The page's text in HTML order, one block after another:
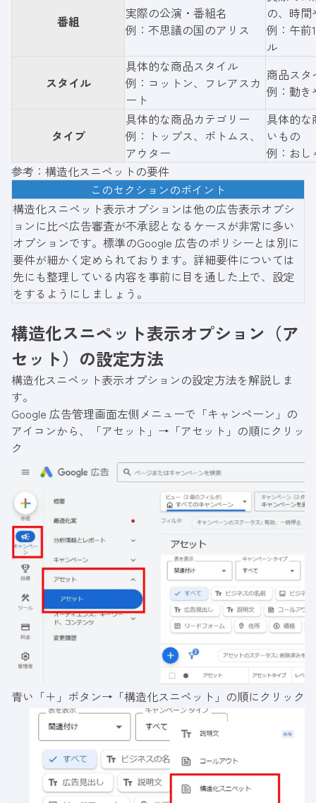
番組
実際の公演・番組名
例：不思議の国のアリス
の、時
例：午前
ル
スタイル
具体的な商品スタイル
例：コットン、フレアスカ
ート
商品ス
例：動き
タイプ
具体的な商品カテゴリー
例：トップス、ボトムス、
アウター
具体的
いもの
例：おし
参考： 構造化スニペットの要件
このセクションのポイント
構造化スニペット表示オプションは他の広告表示オプシ
ョンに比べ広告審査が不承認となるケースが非常に多い
オプションです。標準のGoogle 広告のポリシーとは別に
要件が細かく定められております。詳細要件については
先にも整理している内容を事前に目を通した上で、設定
をするようにしましょう。
構造化スニペット表示オプション（ア
セット）の設定方法
構造化スニペット表示オプションの設定方法を解説しま
す。
Google 広告管理画面左側メニューで「キャンペーン」の
アイコンから、「アセット」→「アセット」の順にクリッ
ク
青い「＋」ボタン→「構造化スニペット」の順にクリック